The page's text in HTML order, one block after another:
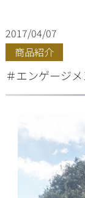
2017/04/07
商品紹介
＃エンゲージ